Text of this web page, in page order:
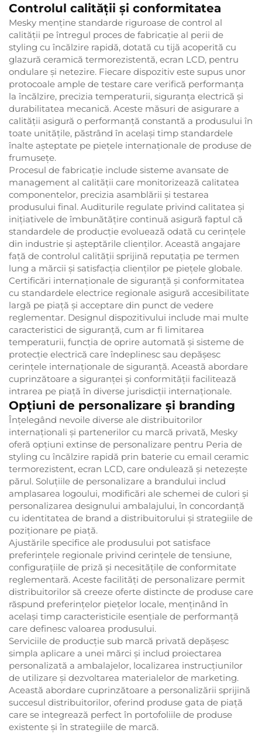
Controlul calității și conformitatea
Mesky menține standarde riguroase de control al
calității pe întregul proces de fabricație al perii de
styling cu încălzire rapidă, dotată cu tijă acoperită cu
glazură ceramică termorezistentă, ecran LCD, pentru
ondulare și netezire. Fiecare dispozitiv este supus unor
protocoale ample de testare care verifică performanța
la încălzire, precizia temperaturii, siguranța electrică și
durabilitatea mecanică. Aceste măsuri de asigurare a
calității asigură o performanță constantă a produsului în
toate unitățile, păstrând în același timp standardele
înalte așteptate pe piețele internaționale de produse de
frumusețe.
Procesul de fabricație include sisteme avansate de
management al calității care monitorizează calitatea
componentelor, precizia asamblării și testarea
produsului final. Auditurile regulate privind calitatea și
inițiativele de îmbunătățire continuă asigură faptul că
standardele de producție evoluează odată cu cerințele
din industrie și așteptările clienților. Această angajare
față de controlul calității sprijină reputația pe termen
lung a mărcii și satisfacția clienților pe piețele globale.
Certificări internaționale de siguranță și conformitatea
cu standardele electrice regionale asigură accesibilitate
largă pe piață și acceptare din punct de vedere
reglementar. Designul dispozitivului include mai multe
caracteristici de siguranță, cum ar fi limitarea
temperaturii, funcția de oprire automată și sisteme de
protecție electrică care îndeplinesc sau depășesc
cerințele internaționale de siguranță. Această abordare
cuprinzătoare a siguranței și conformității facilitează
intrarea pe piață în diverse jurisdicții internaționale.
Opțiuni de personalizare și branding
Înțelegând nevoile diverse ale distribuitorilor
internaționali și partenerilor cu marcă privată, Mesky
oferă opțiuni extinse de personalizare pentru Peria de
styling cu încălzire rapidă prin baterie cu email ceramic
termorezistent, ecran LCD, care ondulează și netezește
părul. Soluțiile de personalizare a brandului includ
amplasarea logoului, modificări ale schemei de culori și
personalizarea designului ambalajului, în concordanță
cu identitatea de brand a distribuitorului și strategiile de
poziționare pe piață.
Ajustările specifice ale produsului pot satisface
preferințele regionale privind cerințele de tensiune,
configurațiile de priză și necesitățile de conformitate
reglementară. Aceste facilități de personalizare permit
distribuitorilor să creeze oferte distincte de produse care
răspund preferințelor piețelor locale, menținând în
același timp caracteristicile esențiale de performanță
care definesc valoarea produsului.
Serviciile de producție sub marcă privată depășesc
simpla aplicare a unei mărci și includ proiectarea
personalizată a ambalajelor, localizarea instrucțiunilor
de utilizare și dezvoltarea materialelor de marketing.
Această abordare cuprinzătoare a personalizării sprijină
succesul distribuitorilor, oferind produse gata de piață
care se integrează perfect în portofoliile de produse
existente și în strategiile de marcă.